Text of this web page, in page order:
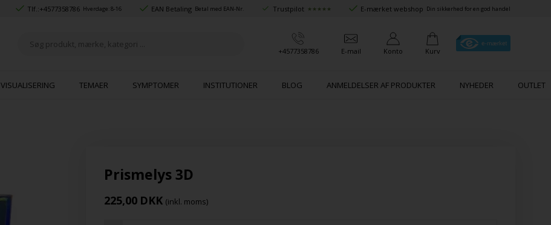
Tlf.:+4577358786 Hverdage: 8-16 EAN Betaling Betal med EAN-Nr. Trustpilot ★★★★★ E-mærket webshop Din sikkerhed for en god handel
+4577358786 E-mail Konto Kurv
VISUALISERING TEMAER SYMPTOMER INSTITUTIONER BLOG ANMELDELSER AF PRODUKTER NYHEDER OUTLET
Prismelys 3D
225,00 DKK (inkl. moms)